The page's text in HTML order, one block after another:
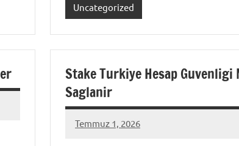
Uncategorized
Stake Turkiye Hesap Guvenligi
Saglanir
Temmuz 1, 2026
admin
Yorum